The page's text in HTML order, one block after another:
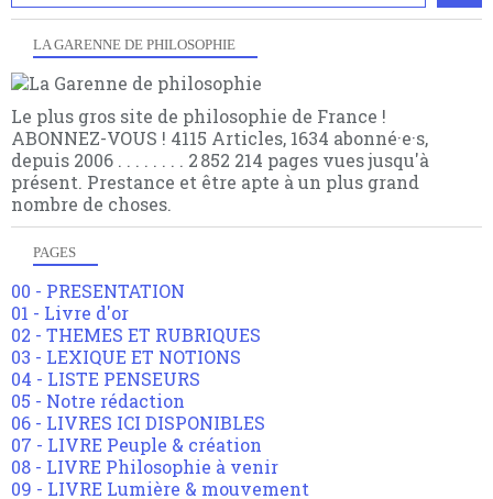
LA GARENNE DE PHILOSOPHIE
Le plus gros site de philosophie de France !
ABONNEZ-VOUS ! 4115 Articles, 1634 abonné·e·s,
depuis 2006 . . . . . . . . 2 852 214 pages vues jusqu'à
présent. Prestance et être apte à un plus grand
nombre de choses.
PAGES
00 - PRESENTATION
01 - Livre d'or
02 - THEMES ET RUBRIQUES
03 - LEXIQUE ET NOTIONS
04 - LISTE PENSEURS
05 - Notre rédaction
06 - LIVRES ICI DISPONIBLES
07 - LIVRE Peuple & création
08 - LIVRE Philosophie à venir
09 - LIVRE Lumière & mouvement